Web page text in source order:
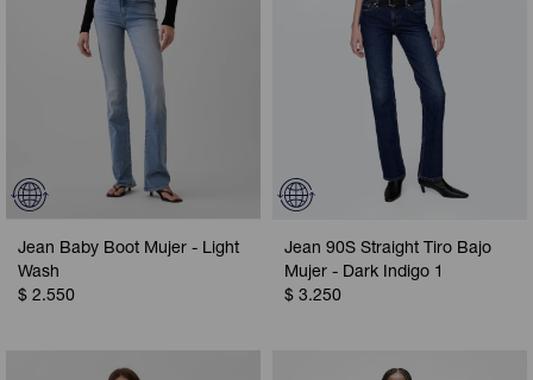
Jean Baby Boot Mujer - Light
Wash
$ 2.550
Jean 90S Straight Tiro Bajo
Mujer - Dark Indigo 1
$ 3.250